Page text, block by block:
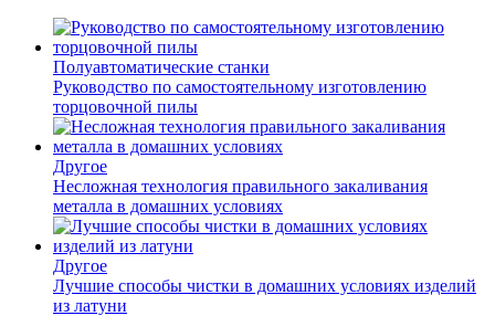
Полуавтоматические станки
Руководство по самостоятельному изготовлению
торцовочной пилы
Другое
Несложная технология правильного закаливания
металла в домашних условиях
Другое
Лучшие способы чистки в домашних условиях изделий
из латуни